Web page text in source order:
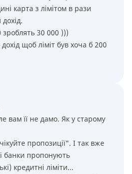
карта з лiмiтом в рази
30 000 )))
щоб лiмiт був хоча б 200
вам її не дамо. Як у старому
пропозиції". І так вже
банки пропонують
кредитні ліміти...